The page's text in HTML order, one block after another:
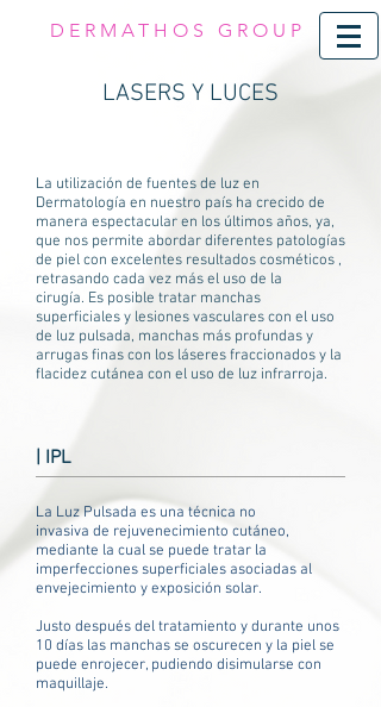
DERMATHOS GROUP
LASERS Y LUCES
La utilización de fuentes de luz en
Dermatología en nuestro país ha crecido de
manera espectacular en los últimos años, ya,
que nos permite abordar diferentes patologías
de piel con excelentes resultados cosméticos ,
retrasando cada vez más el uso de la
cirugía. Es posible tratar manchas
superficiales y lesiones vasculares con el uso
de luz pulsada, manchas más profundas y
arrugas finas con los láseres fraccionados y la
flacidez cutánea con el uso de luz infrarroja.
| IPL
La Luz Pulsada es una técnica no
invasiva de rejuvenecimiento cutáneo,
mediante la cual se puede tratar la
imperfecciones superficiales asociadas al
envejecimiento y exposición solar.
Justo después del tratamiento y durante unos
10 días las manchas se oscurecen y la piel se
puede enrojecer, pudiendo disimularse con
maquillaje.